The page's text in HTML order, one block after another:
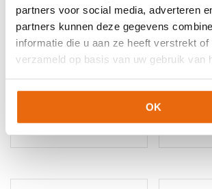
partners voor social media, adverteren
partners kunnen deze gegevens
informatie die u aan ze heeft verstrekt of
verzameld op basis van uw gebruik van
OK
Adidas Woman’s
€150,00Oorspronkelijke
prijs
€135,00Huidige
prijs
€22,99